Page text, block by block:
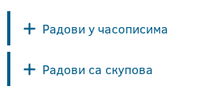
Радови у часописима
Радови са скупова